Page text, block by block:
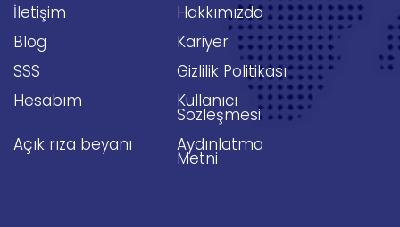
İletişim
Hakkımızda
Blog
Kariyer
SSS
Gizlilik Politikası
Hesabım
Kullanıcı
Sözleşmesi
Açık rıza beyanı
Aydınlatma
Metni